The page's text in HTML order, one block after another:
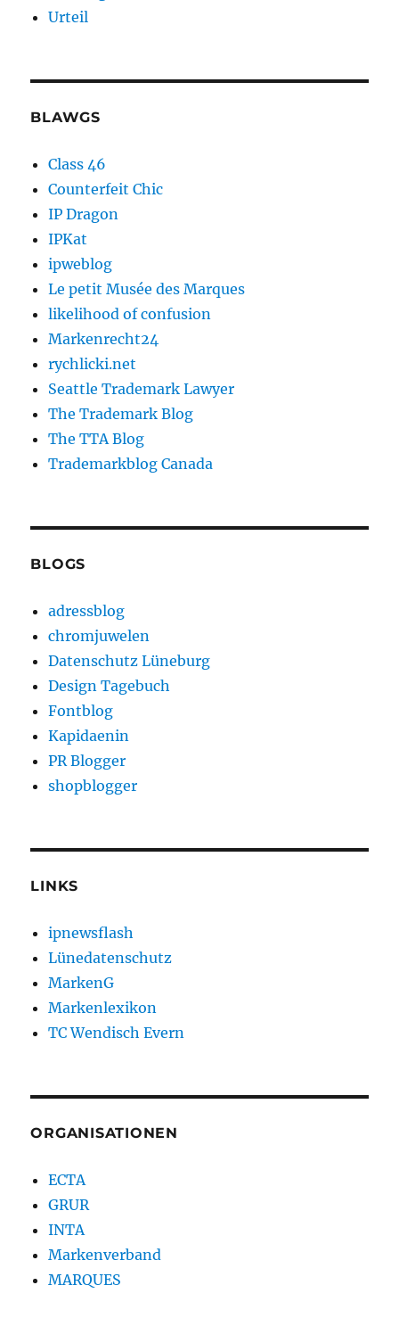
Urteil
BLAWGS
Class 46
Counterfeit Chic
IP Dragon
IPKat
ipweblog
Le petit Musée des Marques
likelihood of confusion
Markenrecht24
rychlicki.net
Seattle Trademark Lawyer
The Trademark Blog
The TTA Blog
Trademarkblog Canada
BLOGS
adressblog
chromjuwelen
Datenschutz Lüneburg
Design Tagebuch
Fontblog
Kapidaenin
PR Blogger
shopblogger
LINKS
ipnewsflash
Lünedatenschutz
MarkenG
Markenlexikon
TC Wendisch Evern
ORGANISATIONEN
ECTA
GRUR
INTA
Markenverband
MARQUES